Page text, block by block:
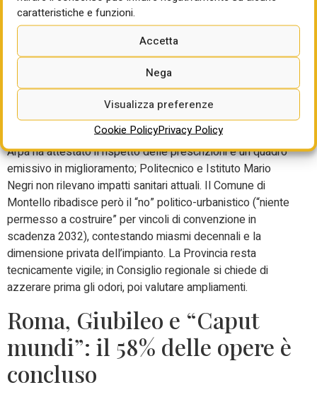
caratteristiche e funzioni.
Accetta
Nega
Visualizza preferenze
Cookie PolicyPrivacy Policy
Montello in Regione:
Comune contrario anche
con i permessi
A Bergamo, il progetto dell’inceneritore di Montello è
approdato alle commissioni regionali Sanità e Territorio:
Arpa ha attestato il rispetto delle prescrizioni e un quadro
emissivo in miglioramento; Politecnico e Istituto Mario
Negri non rilevano impatti sanitari attuali. Il Comune di
Montello ribadisce però il “no” politico-urbanistico (“niente
permesso a costruire” per vincoli di convenzione in
scadenza 2032), contestando miasmi decennali e la
dimensione privata dell’impianto. La Provincia resta
tecnicamente vigile; in Consiglio regionale si chiede di
azzerare prima gli odori, poi valutare ampliamenti.
Roma, Giubileo e “Caput
mundi”: il 58% delle opere è
concluso